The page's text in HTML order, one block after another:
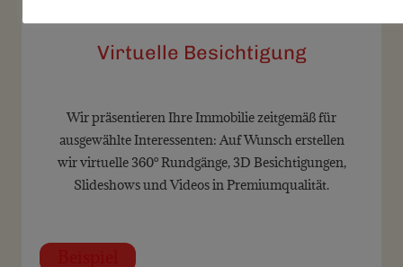
Virtuelle Besichtigung
Wir präsentieren Ihre Immobilie zeitgemäß für
ausgewählte Interessenten: Auf Wunsch erstellen
wir virtuelle 360° Rundgänge, 3D Besichtigungen,
Slideshows und Videos in Premiumqualität.